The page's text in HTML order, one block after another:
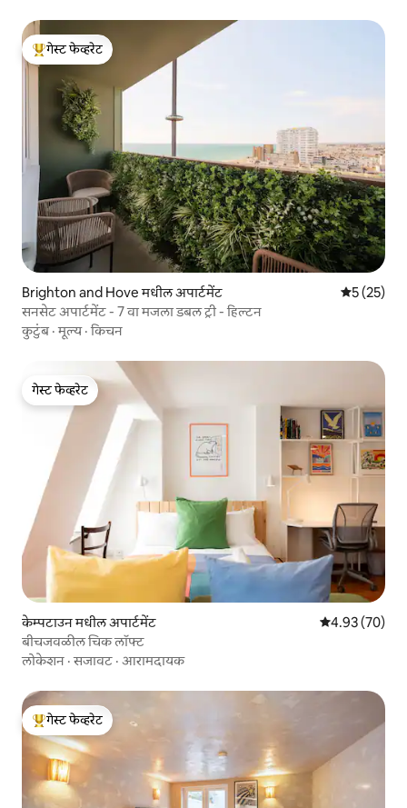
टॉप गेस्ट फेव्हरेट
गेस्ट फेव्हरेट
Brighton and Hove मधील अपार्टमेंट 5 पैकी 5
5 (25)
सनसेट अपार्टमेंट - 7 वा मजला डबल ट्री - हिल्टन
कुटुंब·मूल्य·किचन
गेस्ट फेव्हरेट
गेस्ट फेव्हरेट
केम्पटाउन मधील अपार्टमेंट 5 पैकी 4.93
4.93 (70)
बीचजवळील चिक लॉफ्ट
लोकेशन ·सजावट · आरामदायक
टॉप गेस्ट फेव्हरेट
गेस्ट फेव्हरेट